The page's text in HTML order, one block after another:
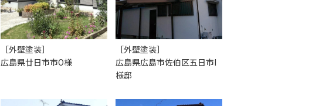
［外壁塗装］
広島県廿日市市O様
［外壁塗装］
広島県広島市佐伯区五日市I
様邸